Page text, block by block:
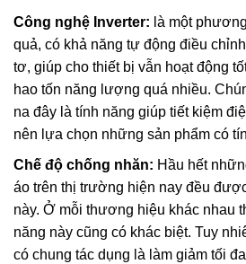
Công nghệ Inverter: là một
quả, có khả năng tự động điều
tơ, giúp cho thiết bị vẫn hoạt động
hao tốn năng lượng quá nhiều.
na đây là tính năng giúp tiết kiệm
nên lựa chọn những sản phẩm có
Chế độ chống nhăn: Hầu hết
áo trên thị trường hiện nay đều
này. Ở mỗi thương hiệu khác nhau
năng này cũng có khác biệt. Tuy
có chung tác dụng là làm giảm tối